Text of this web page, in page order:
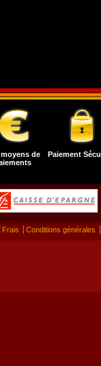
de
Paiement
Frais Conditions générales